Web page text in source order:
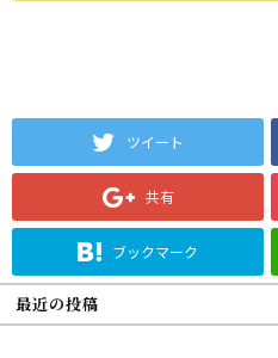
ツイート
共有
ブックマーク
最近の投稿